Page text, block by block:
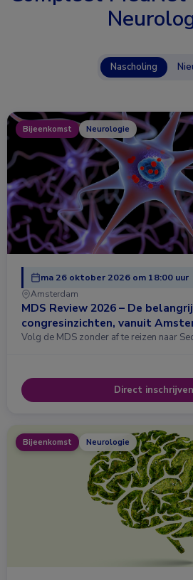
Nascholing
Bijeenkomst Neurologie
ma 26 oktober 2026 om 18:00 uur
Amsterdam
MDS Review 2026 – De
congresinzichten, vanuit
Volg de MDS zonder af te reizen naar
Direct
Bijeenkomst Neurologie